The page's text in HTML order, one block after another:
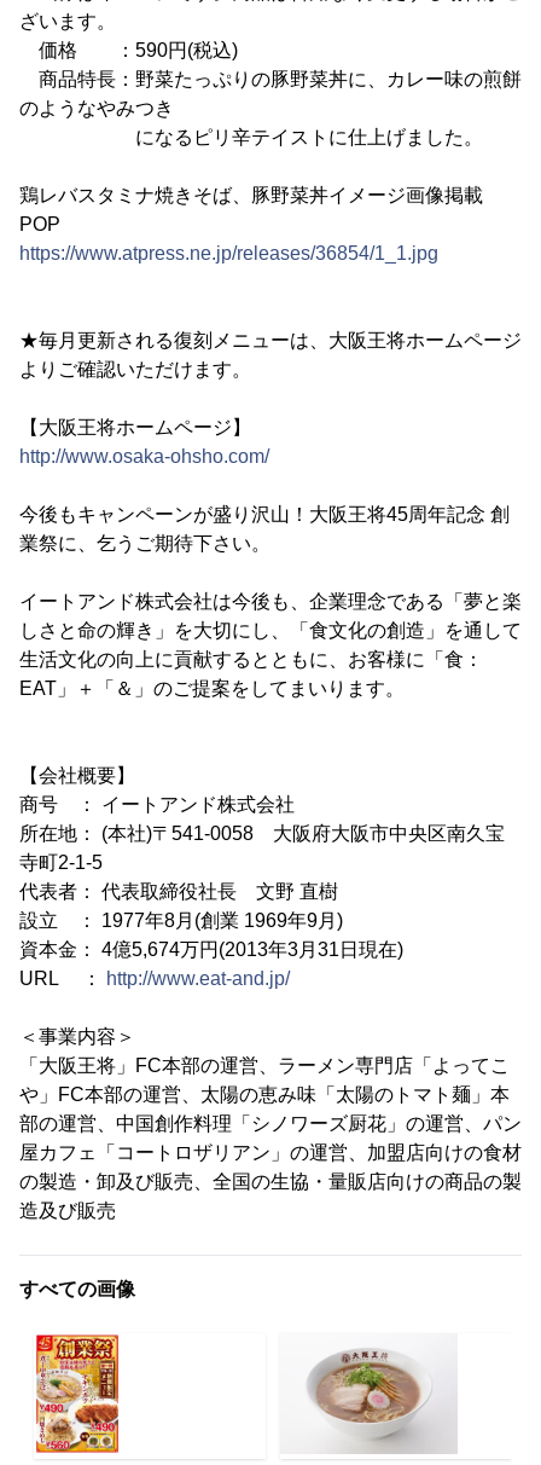
ざいます。
価格 ：590円(税込)
商品特長：野菜たっぷりの豚野菜丼に、カレー味の煎餅
のようなやみつき
になるピリ辛テイストに仕上げました。
鶏レバスタミナ焼きそば、豚野菜丼イメージ画像掲載
POP
https://www.atpress.ne.jp/releases/36854/1_1.jpg
★毎月更新される復刻メニューは、大阪王将ホームページ
よりご確認いただけます。
【大阪王将ホームページ】
http://www.osaka-ohsho.com/
今後もキャンペーンが盛り沢山！大阪王将45周年記念 創
業祭に、乞うご期待下さい。
イートアンド株式会社は今後も、企業理念である「夢と楽
しさと命の輝き」を大切にし、「食文化の創造」を通して
生活文化の向上に貢献するとともに、お客様に「食：
EAT」＋「＆」のご提案をしてまいります。
【会社概要】
商号 ： イートアンド株式会社
所在地： (本社)〒541-0058 大阪府大阪市中央区南久宝
寺町2-1-5
代表者： 代表取締役社長 文野 直樹
設立 ： 1977年8月(創業 1969年9月)
資本金： 4億5,674万円(2013年3月31日現在)
URL ：
http://www.eat-and.jp/
＜事業内容＞
「大阪王将」FC本部の運営、ラーメン専門店「よってこ
や」FC本部の運営、太陽の恵み味「太陽のトマト麺」本
部の運営、中国創作料理「シノワーズ厨花」の運営、パン
屋カフェ「コートロザリアン」の運営、加盟店向けの食材
の製造・卸及び販売、全国の生協・量販店向けの商品の製
造及び販売
すべての画像